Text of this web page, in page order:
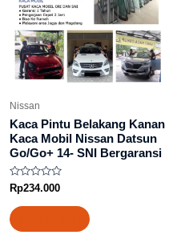
Nissan
Kaca Pintu Belakang Kanan
Kaca Mobil Nissan Datsun
Go/Go+ 14- SNI Bergaransi
Rated
0
out
of
5
Rp234.000